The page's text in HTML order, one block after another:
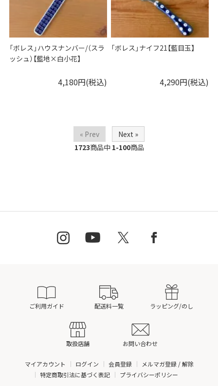
「ボレス」ハウスナンバー/（スラ
ッシュ）【藍地×白小花】
4,180円(税込)
「ボレス」ナイフ21【藍目玉】
4,290円(税込)
« Prev
Next »
1723商品中 1-100商品
ご利用ガイド 配送料一覧 ラッピング/のし
取扱店舗 お問い合わせ
マイアカウント ログイン 会員登録
メルマガ登録 / 解除
特定商取引法に基づく表記
プライバシーポリシー